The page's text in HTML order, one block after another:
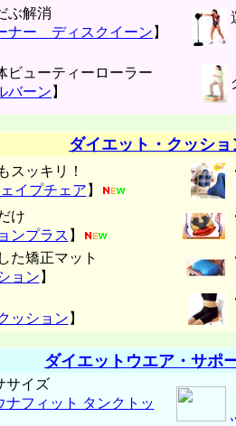
ぶ解消
ナー ディスクイーン 】
ビューティーローラー
バーン 】
ダイエット・クッショ
スッキリ！
イプチェア 】
け
ンプラス 】
た矯正マット
ョン 】
ッション 】
ダイエットウエア・サポ
サイズ
ナフィット タンクトッ